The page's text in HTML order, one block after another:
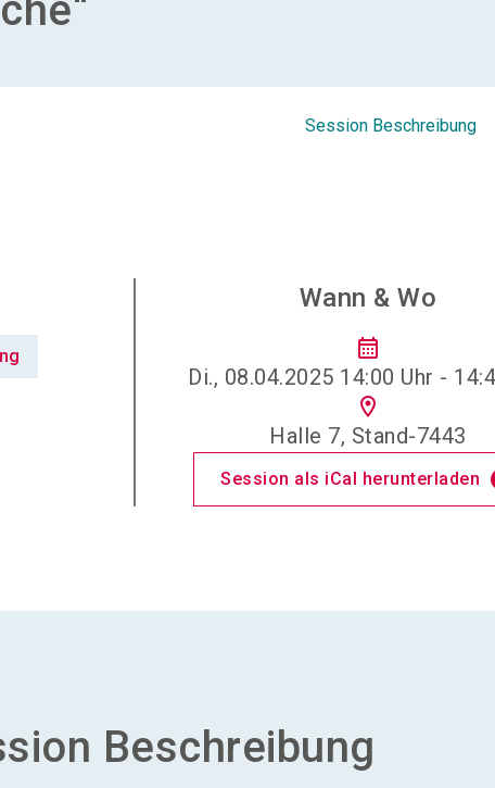
Session Beschreibung
Wann & Wo
calendar_month
Di., 08.04.2025 14:00 Uhr -
location_on
Halle 7, Stand-7443
Session als iCal herunterladen
Beschreibung